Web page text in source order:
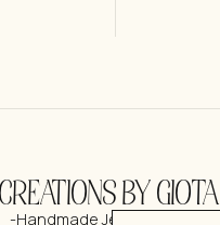
BY GIOTA
-Handmade Jewelry & more-